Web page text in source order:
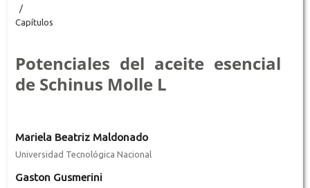
/
Capítulos
Potenciales del aceite esencial
de Schinus Molle L
Mariela Beatriz Maldonado
Universidad Tecnológica Nacional
Gaston Gusmerini